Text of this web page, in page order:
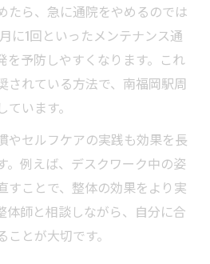
たら、急に通院をやめるのでは
に1回といったメンテナンス通
を予防しやすくなります。これ
されている方法で、南福岡駅周
います。
やセルフケアの実践も効果を長
。例えば、デスクワーク中の姿
すことで、整体の効果をより実
体師と相談しながら、自分に合
とが大切です。